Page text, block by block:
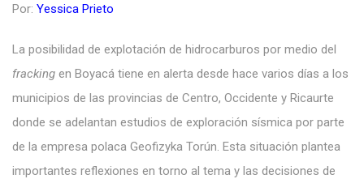
Por: Yessica Prieto
La posibilidad de explotación de hidrocarburos por medio del
fracking en Boyacá tiene en alerta desde hace varios días a los
municipios de las provincias de Centro, Occidente y Ricaurte
donde se adelantan estudios de exploración sísmica por parte
de la empresa polaca Geofizyka Torún. Esta situación plantea
importantes reflexiones en torno al tema y las decisiones de